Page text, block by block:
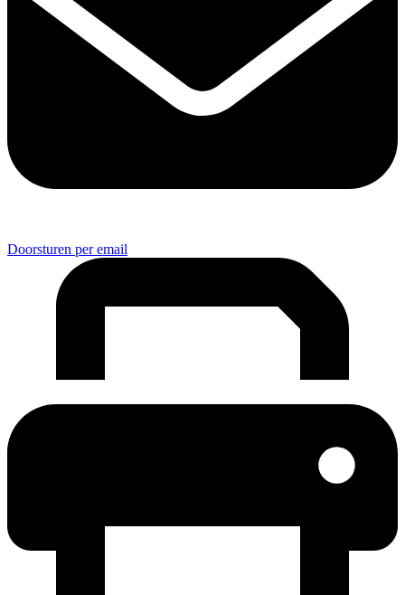
Doorsturen per email